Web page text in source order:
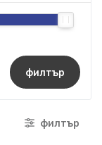
филтър
филтър